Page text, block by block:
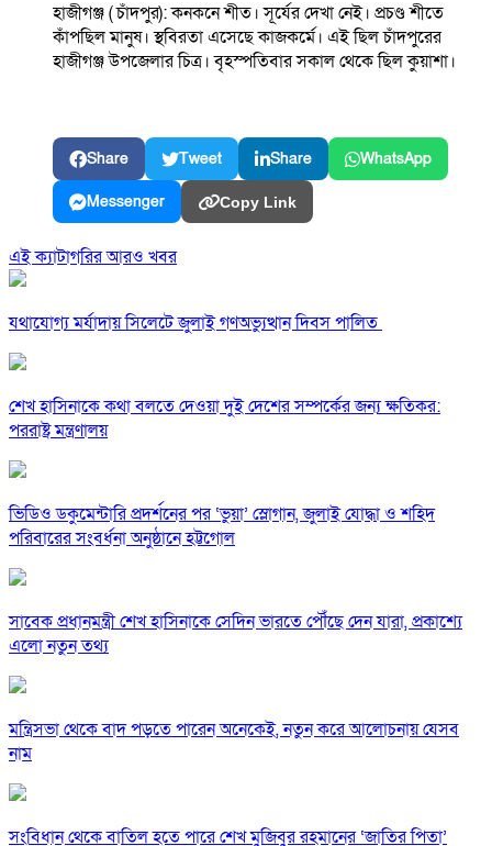
হাজীগঞ্জ ( চাঁদপুর): কনকনে শীত। সূর্যের দেখা নেই। প্রচণ্ড শীতে
কাঁপছিল মানুষ। স্থবিরতা এসেছে কাজকর্মে। এই ছিল চাঁদপুরের
হাজীগঞ্জ উপজেলার চিত্র। বৃহস্পতিবার সকাল থেকে ছিল কুয়াশা।
Share Tweet Share WhatsApp
Messenger Copy Link
এই ক্যাটাগরির আরও খবর
যথাযোগ্য মর্যাদায় সিলেটে জুলাই গণঅভ্যুত্থান দিবস পালিত
শেখ হাসিনাকে কথা বলতে দেওয়া দুই দেশের সম্পর্কের জন্য ক্ষতিকর:
পররাষ্ট্র মন্ত্রণালয়
ভিডিও ডকুমেন্টারি প্রদর্শনের পর ‘ভুয়া’ স্লোগান, জুলাই যোদ্ধা ও শহিদ
পরিবারের সংবর্ধনা অনুষ্ঠানে হট্টগোল
সাবেক প্রধানমন্ত্রী শেখ হাসিনাকে সেদিন ভারতে পৌঁছে দেন যারা, প্রকাশ্যে
এলো নতুন তথ্য
মন্ত্রিসভা থেকে বাদ পড়তে পারেন অনেকেই, নতুন করে আলোচনায় যেসব
নাম
সংবিধান থেকে বাতিল হতে পারে শেখ মুজিবুর রহমানের ‘জাতির পিতা’